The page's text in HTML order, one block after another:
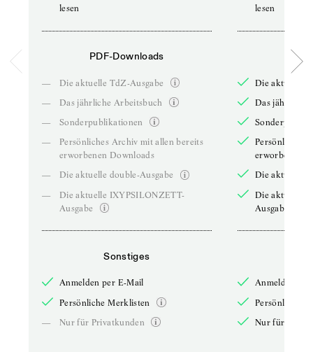
lesen
PDF-Downloads
—
Die aktuelle TdZ-Ausgabe
—
Das jährliche Arbeitsbuch
—
Sonderpublikationen
—
Persönliches Archiv mit allen bereits
erworbenen Downloads
—
Die aktuelle double-Ausgabe
—
Die aktuelle IXYPSILONZETT-
Ausgabe
Sonstiges
Anmelden per E-Mail
Persönliche Merklisten
—
Nur für Privatkunden
lesen
Die aktuelle
Das jährliche
Persönliches
erworbenen
Die aktuelle
Die aktuelle
Ausgabe
Anmelden
Persönliche
Nur für